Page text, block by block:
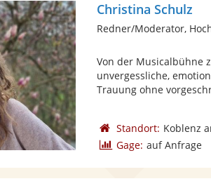
Christina Schulz
Redner/Moderator,
Von der Musicalbühne
unvergessliche,
Trauung ohne
Standort: Koblenz
Gage: auf Anfrage